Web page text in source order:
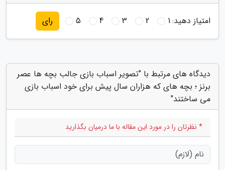
امتیاز دهید:1
2
3
4
5 رای
دیدگاه های مرتبط با "تصویر اسباب بازی جالب بچه ها عصر
برنز ؛ بچه های که هزاران سال پیش برای خود اسباب بازی
می ساختند"
* نظرتان را در مورد این مقاله با ما درمیان بگذارید